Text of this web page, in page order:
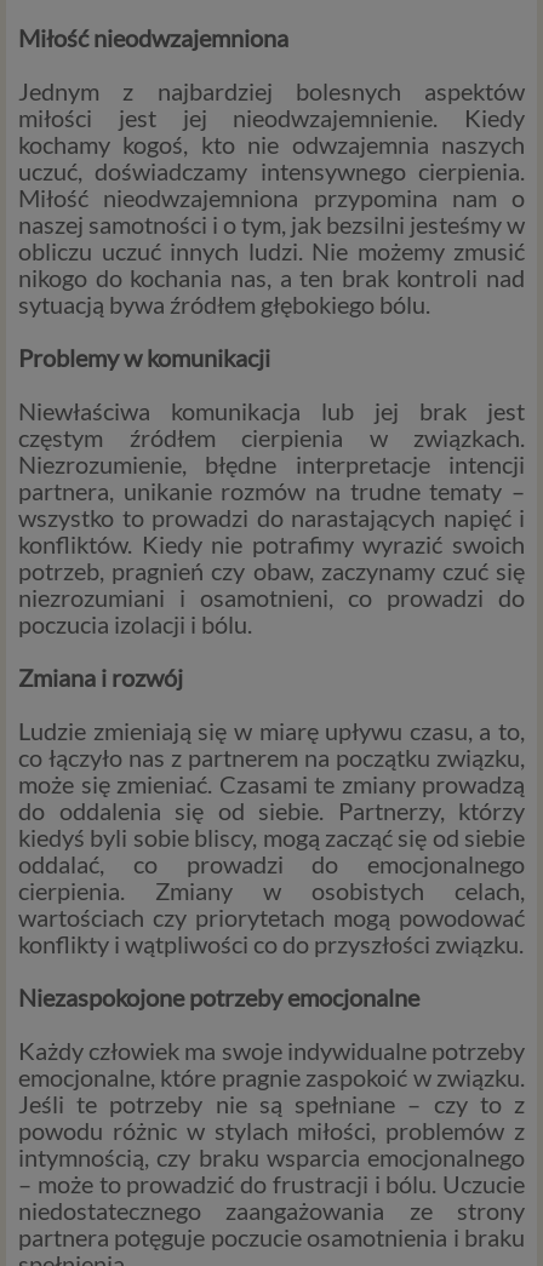
Miłość nieodwzajemniona
Jednym z najbardziej bolesnych aspektów
miłości jest jej nieodwzajemnienie. Kiedy
kochamy kogoś, kto nie odwzajemnia naszych
uczuć, doświadczamy intensywnego cierpienia.
Miłość nieodwzajemniona przypomina nam o
naszej samotności i o tym, jak bezsilni jesteśmy w
obliczu uczuć innych ludzi. Nie możemy zmusić
nikogo do kochania nas, a ten brak kontroli nad
sytuacją bywa źródłem głębokiego bólu.
Problemy w komunikacji
Niewłaściwa komunikacja lub jej brak jest
częstym źródłem cierpienia w związkach.
Niezrozumienie, błędne interpretacje intencji
partnera, unikanie rozmów na trudne tematy –
wszystko to prowadzi do narastających napięć i
konfliktów. Kiedy nie potrafimy wyrazić swoich
potrzeb, pragnień czy obaw, zaczynamy czuć się
niezrozumiani i osamotnieni, co prowadzi do
poczucia izolacji i bólu.
Zmiana i rozwój
Ludzie zmieniają się w miarę upływu czasu, a to,
co łączyło nas z partnerem na początku związku,
może się zmieniać. Czasami te zmiany prowadzą
do oddalenia się od siebie. Partnerzy, którzy
kiedyś byli sobie bliscy, mogą zacząć się od siebie
oddalać, co prowadzi do emocjonalnego
cierpienia. Zmiany w osobistych celach,
wartościach czy priorytetach mogą powodować
konflikty i wątpliwości co do przyszłości związku.
Niezaspokojone potrzeby emocjonalne
Każdy człowiek ma swoje indywidualne potrzeby
emocjonalne, które pragnie zaspokoić w związku.
Jeśli te potrzeby nie są spełniane – czy to z
powodu różnic w stylach miłości, problemów z
intymnością, czy braku wsparcia emocjonalnego
– może to prowadzić do frustracji i bólu. Uczucie
niedostatecznego zaangażowania ze strony
partnera potęguje poczucie osamotnienia i braku